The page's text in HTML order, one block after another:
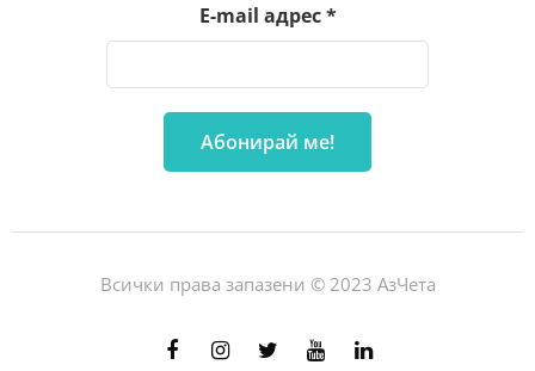
E-mail адрес*
Всички права запазени © 2023 АзЧета